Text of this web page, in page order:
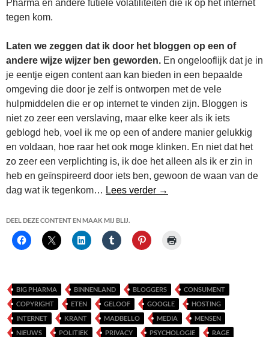
Pharma en andere futiele volatiliteiten die ik op het internet
tegen kom.
Laten we zeggen dat ik door het bloggen op een of
andere wijze wijzer ben geworden. En ongelooflijk dat je in
je eentje eigen content aan kan bieden in een bepaalde
omgeving die door je zelf is ontworpen met de vele
hulpmiddelen die er op internet te vinden zijn. Bloggen is
niet zo zeer een verslaving, maar elke keer als ik iets
geblogd heb, voel ik me op een of andere manier gelukkig
en voldaan, hoe raar het ook moge klinken. En niet dat het
zo zeer een verplichting is, ik doe het alleen als ik er zin in
heb en geïnspireerd door iets ben, gewoon de waan van de
dag wat ik tegenkom… Lees verder Wat Heeft Bloggen Met
→
DEEL DEZE CONTENT EN MAAK MIJ BLIJ.
BIG PHARMA BINNENLAND BLOGGERS
CONSUMENT
COPYRIGHT
ETEN GELOOF GOOGLE
HOSTING
INTERNET
KRANT MADBELLO MEDIA
MENSEN
NIEUWS
POLITIEK PRIVACY PSYCHOLOGIE
RAGE